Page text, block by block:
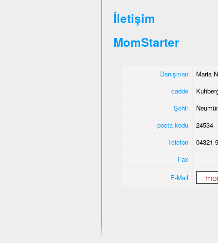
İletişim
MomStarter
Danışman
Maria
cadde
Şehir
posta kodu
24534
Telefon
04321-
Fax
E-Mail